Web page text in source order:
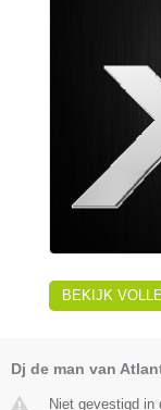
BEKIJK
Dj de man van
Niet gevestigd in